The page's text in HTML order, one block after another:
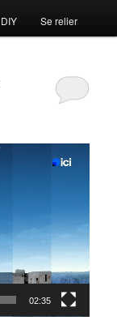
DIY Se relier
02:35